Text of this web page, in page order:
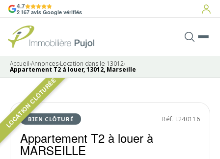
4.7
2 167 avis Google vérifiés
Accueil›Annonces›Location dans le 13012›
Appartement T2 à louer, 13012, Marseille
LOCATION CLÔTURÉE
BIEN CLÔTURÉ Réf. L240116
Appartement T2 à louer à
MARSEILLE
LOUÉ